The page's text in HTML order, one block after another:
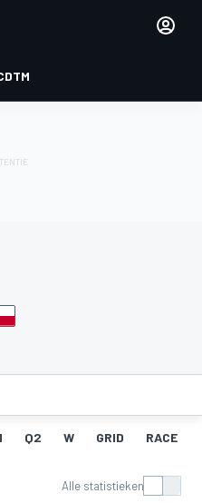
DTM
Q2 W GRID RACE
Alle statistieken